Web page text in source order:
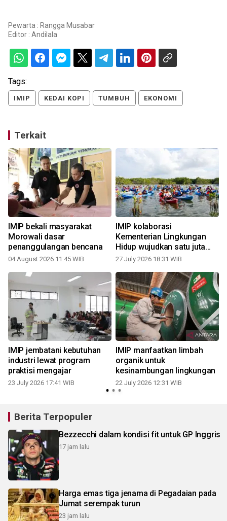
Pewarta : Rangga Musabar
Editor : Andilala
Tags:
IMIP KEDAI KOPI TUMBUH EKONOMI
Terkait
IMIP bekali masyarakat
Morowali dasar
penanggulangan bencana
04 August 2026 11:45 WIB
IMIP kolaborasi
Kementerian Lingkungan
Hidup wujudkan satu juta
mangrove
27 July 2026 18:31 WIB
IMIP jembatani kebutuhan
industri lewat program
praktisi mengajar
23 July 2026 17:41 WIB
IMIP manfaatkan limbah
organik untuk
kesinambungan lingkungan
22 July 2026 12:31 WIB
Berita Terpopuler
Bezzecchi dalam kondisi fit untuk GP Inggris
17 jam lalu
Harga emas tiga jenama di Pegadaian pada
Jumat serempak turun
23 jam lalu